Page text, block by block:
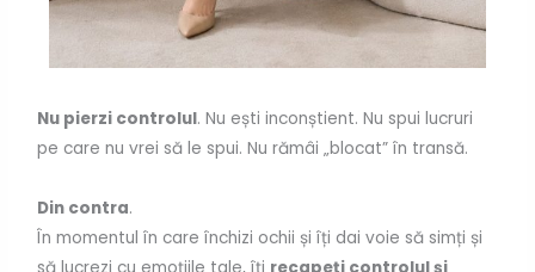
Nu pierzi controlul. Nu ești inconștient. Nu spui lucruri
pe care nu vrei să le spui. Nu rămâi „blocat” în transă.
Din contra.
În momentul în care închizi ochii și îți dai voie să simți și